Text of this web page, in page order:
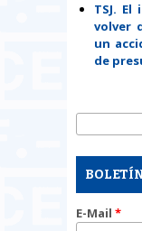
TSJ.
volver
un
de
Buscar
E-Mail *